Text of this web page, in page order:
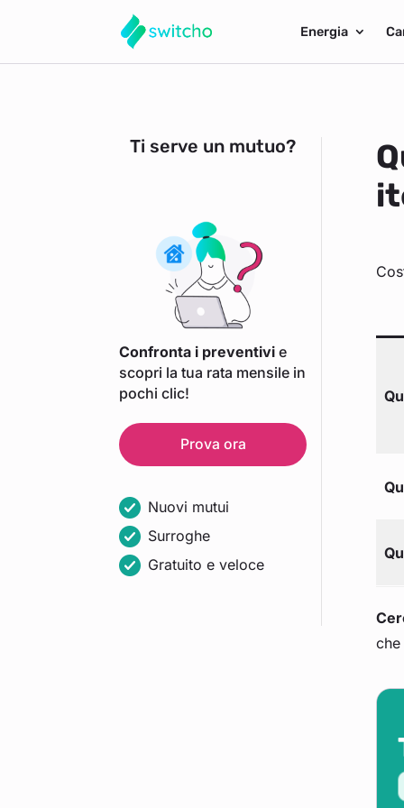
Energia
Ti serve un mutuo?
Confronta i preventivi e
scopri la tua rata mensile in
pochi clic!
Prova ora
Nuovi mutui
Surroghe
Gratuito e veloce